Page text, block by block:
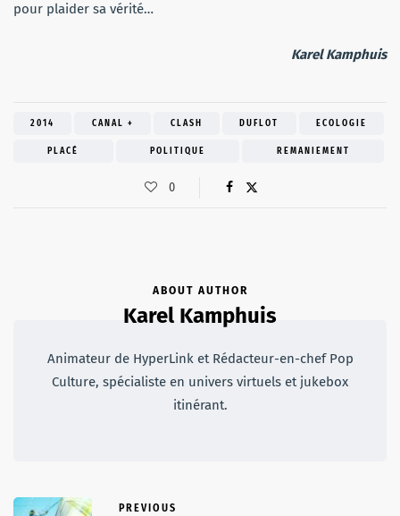
pour plaider sa vérité…
Karel Kamphuis
2014 CANAL + CLASH DUFLOT ECOLOGIE
PLACÉ POLITIQUE REMANIEMENT
0
ABOUT AUTHOR
Karel Kamphuis
Animateur de HyperLink et Rédacteur-en-chef Pop
Culture, spécialiste en univers virtuels et jukebox
itinérant.
PREVIOUS